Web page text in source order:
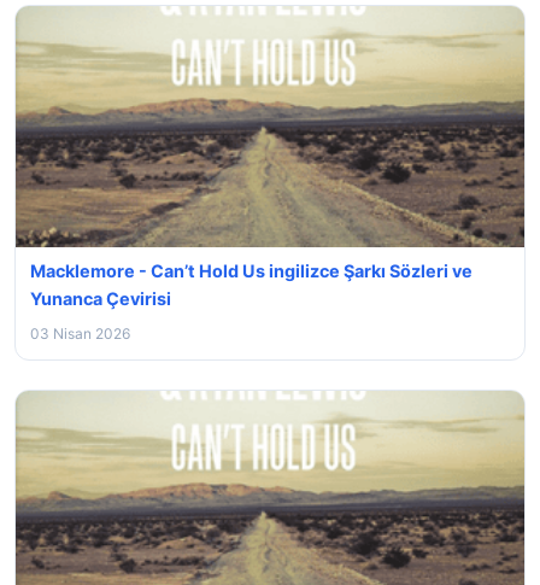
Macklemore - Can’t Hold Us ingilizce Şarkı Sözleri ve
Yunanca Çevirisi
03 Nisan 2026